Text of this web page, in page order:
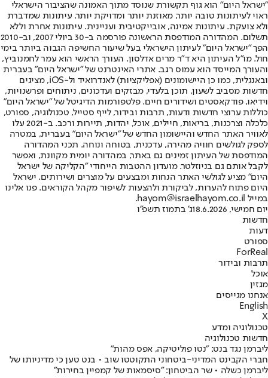
"ישראל היום" הוא גוף תקשורת שנוסד מתוך האמונה שהציבור הישראלי
ראוי לעיתונות טובה יותר, מאוזנת יותר ומדויקת יותר. עיתונות שמדברת
ולא צועקת. עיתונות אמינה, אובייקטיבית ועניינית. עיתונות אחרת וללא
תשלום. המהדורה המודפסת הראשונה פורסמה ב-30 ביולי 2007, וב-2010
הפך "ישראל היום" לעיתון הישראלי בעל שיעור החשיפה הגבוה ביותר בימי
חול. מו"ל העיתון היא ד"ר מרים אדלסון. העורך הראשי הוא עמר לחמנוביץ,
והעורך המייסד הוא עמוס רגב. אתרי האינטרנט של "ישראל היום" בעברית
ובאנגלית, כמו כן היישומונים (אפליקציות) לאנדרואיד ול-iOS, מציגים
חדשות מסביב לשעון, תוכן בלעדי, מבזקים ועדכונים, ניתוחים ופרשנויות,
וידיאו, פודקאסטים ושידורים חיים. פלטפורמות הדיגיטל של "ישראל היום"
כוללות ערוצי חדשות ודעות, תרבות ובידור, לייף סטייל, טכנולוגיה, ספורט,
כלכלה וצרכנות, בריאות, חיילים, אוכל, יהדות, תיירות ורכב. ב-2021 עלו
לאוויר האתר החדש והיישומון החדש של "ישראל היום" בעברית, במטרה
לספק לגולשים חוויה מהירה, עדכנית, בטוחה ונוחה. תכני המהדורה
המודפסת של העיתון זמינים גם באתר, במהדורה יומית מקוונת, ואפשר
לקבל אותם גם בניוזלטר. מועדון ההטבות הייחודי "הקליקה של ישראל
היום" מציע לגולשי האתר הנחות ומבצעים על מוצרים ושירותים. ישראל
היום פתוח להערות, לביקורת ולהצעות לשיפור מקהל הקוראים. פנו אלינו
במייל hayom@israelhayom.co.il.
יום חמישי, 18.6.2026
ג' בתמוז תשפ"ו
חדשות
דעות
ספורט
ForReal
תרבות ובידור
אוכל
מגזין
אנחנו מגייסים
English
X
טכנולוגיה ומדע
חדשות טכנולוגיה
ליברמן נגד בנט: "נטו פוליטיקה, אפס מהות"
חברי הקבינט המדיני-ביטחוני התקוטטו שוב • בנט טען כי מדיניותו של
ליברמן כשלה • שר הביטחון: "סיסמאות של קמפיין בחירות"